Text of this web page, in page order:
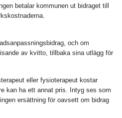
betalar kommunen ut bidraget till
och om
av kvitto, tillbaka sina utlägg för
eller fysioterapeut kostar
kan ha ett annat pris. Intyg ses som
ersättning för oavsett om bidrag